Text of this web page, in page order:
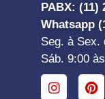
PABX: (11)
Whatsapp
Seg. à Sex.
Sáb. 9:00